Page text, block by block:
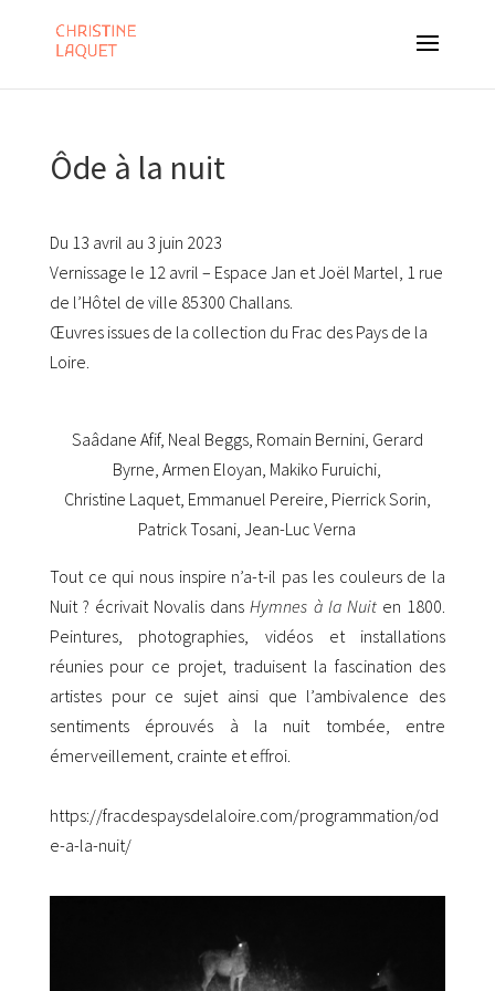
Ôde à la nuit
Du 13 avril au 3 juin 2023
Vernissage le 12 avril – Espace Jan et Joël Martel, 1 rue
de l’Hôtel de ville 85300 Challans.
Œuvres issues de la collection du Frac des Pays de la
Loire.
Saâdane Afif, Neal Beggs, Romain Bernini, Gerard
Byrne, Armen Eloyan, Makiko Furuichi,
Christine Laquet, Emmanuel Pereire, Pierrick Sorin,
Patrick Tosani, Jean-Luc Verna
Tout ce qui nous inspire n’a-t-il pas les couleurs de la
Nuit ? écrivait Novalis dans Hymnes à la Nuiten 1800.
Peintures, photographies, vidéos et installations
réunies pour ce projet, traduisent la fascination des
artistes pour ce sujet ainsi que l’ambivalence des
sentiments éprouvés à la nuit tombée, entre
émerveillement, crainte et effroi.
https://fracdespaysdelaloire.com/programmation/od
e-a-la-nuit/